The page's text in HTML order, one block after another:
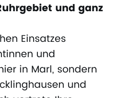
und ganz
Einsatzes
und
in Marl, sondern
und